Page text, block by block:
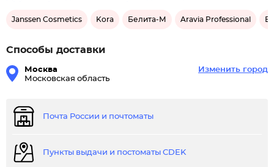
Janssen Cosmetics Kora Белита-М Aravia Professional
Способы доставки
Москва
Московская область
Изменить город
Почта России и почтоматы
Пункты выдачи и постоматы CDEK